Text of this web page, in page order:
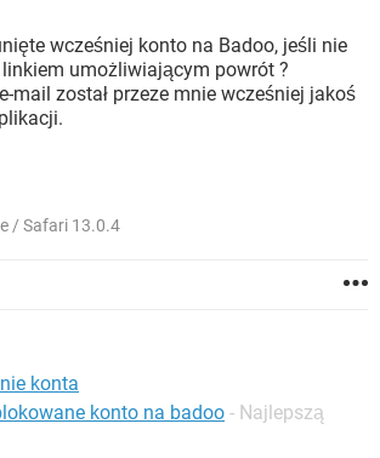
FACEBOOK
WHATSAPP
NETFLIX
wcześniej konto na Badoo, jeśli nie
umożliwiającym powrót ?
mail został przeze mnie wcześniej jakoś
/ Safari 13.0.4
konta
konto na badoo - Najlepszą